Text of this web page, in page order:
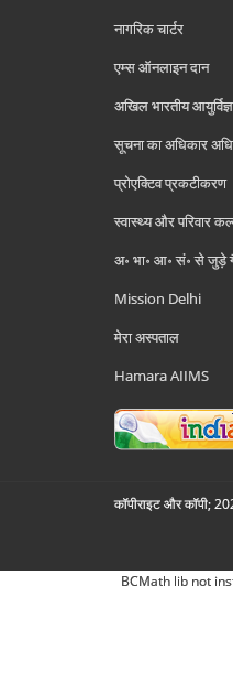
नागरिक चार्टर
एम्स ऑनलाइन दान
अखिल भारतीय
सूचना का अधिकार
प्रोएक्टिव प्रकटीकरण
स्वास्थ्य और परिवार
अ॰ भा॰ आ॰ सं॰ से जुड़े
Mission Delhi
मेरा अस्पताल
Hamara AIIMS
कॉपीराइट और कॉपी;
BCMath lib not